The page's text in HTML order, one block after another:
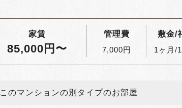
家賃
85,000円〜
管理費
7,000円
敷金/
1ヶ月/
このマンションの別タイプのお部屋